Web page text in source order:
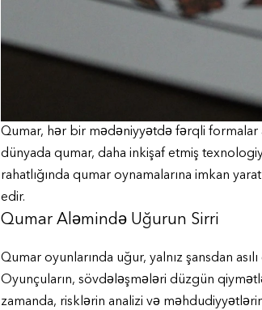
Qumar, hər bir mədəniyyətdə fərqli formalar
dünyada qumar, daha inkişaf etmiş
rahatlığında qumar oynamalarına imkan
edir.
Qumar Aləmində Uğurun Sirri
Qumar oyunlarında uğur, yalnız şansdan
Oyunçuların, sövdələşmələri düzgün
zamanda, risklərin analizi və